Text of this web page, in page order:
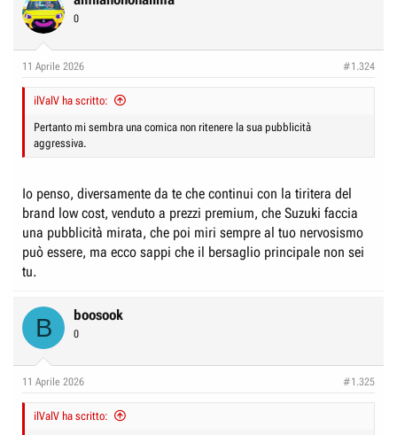
0
11 Aprile 2026 #1.324
ilValV ha scritto:
Pertanto mi sembra una comica non ritenere la sua pubblicità
aggressiva.
Io penso, diversamente da te che continui con la tiritera del
brand low cost, venduto a prezzi premium, che Suzuki faccia
una pubblicità mirata, che poi miri sempre al tuo nervosismo
può essere, ma ecco sappi che il bersaglio principale non sei
tu.
B boosook
0
11 Aprile 2026 #1.325
ilValV ha scritto: